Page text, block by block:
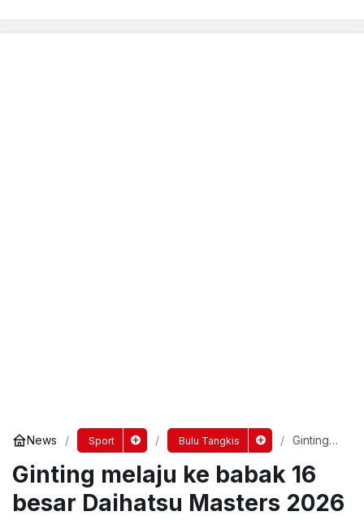
News Sport Bulu Tangkis
Ginting
babak 16
besar
Daihatsu
Masters
Ginting melaju ke babak 16
besar Daihatsu Masters 2026